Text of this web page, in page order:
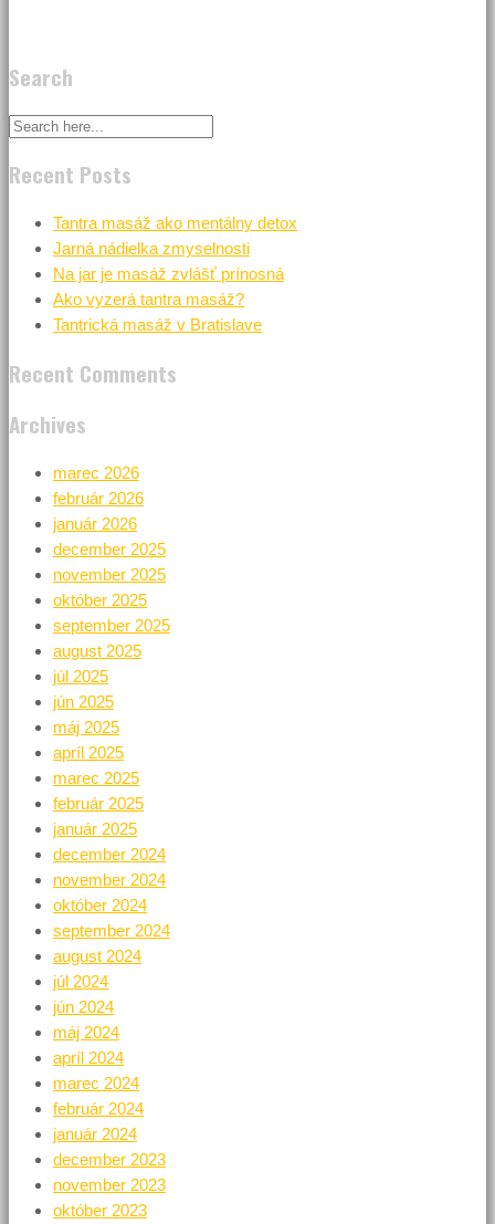
Search
Recent Posts
Tantra masáž ako mentálny detox
Jarná nádielka zmyselnosti
Na jar je masáž zvlášť prínosná
Ako vyzerá tantra masáž?
Tantrická masáž v Bratislave
Recent Comments
Archives
marec 2026
február 2026
január 2026
december 2025
november 2025
október 2025
september 2025
august 2025
júl 2025
jún 2025
máj 2025
apríl 2025
marec 2025
február 2025
január 2025
december 2024
november 2024
október 2024
september 2024
august 2024
júl 2024
jún 2024
máj 2024
apríl 2024
marec 2024
február 2024
január 2024
december 2023
november 2023
október 2023